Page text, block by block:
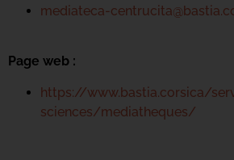
mediateca-
Page web :
https://www.bastia.corsica/
sciences/mediatheques/